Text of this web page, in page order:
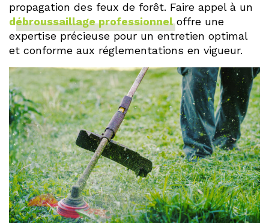
propagation des feux de forêt. Faire appel à un
débroussaillage professionneloffre une
expertise précieuse pour un entretien optimal
et conforme aux réglementations en vigueur.